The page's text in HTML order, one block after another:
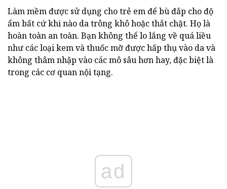
Làm mềm được sử dụng cho trẻ em để bù đắp cho độ
ẩm bất cứ khi nào da trông khô hoặc thắt chặt. Họ là
hoàn toàn an toàn. Bạn không thể lo lắng về quá liều
như các loại kem và thuốc mỡ được hấp thụ vào da và
không thâm nhập vào các mô sâu hơn hay, đặc biệt là
trong các cơ quan nội tạng.
ad